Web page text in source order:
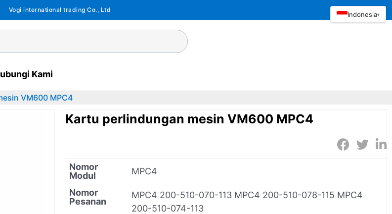
Vogi international trading Co., Ltd
Kami
VM600 MPC4
Kartu perlindungan mesin VM600 MPC4
Nomor
Modul
MPC4
Nomor
Pesanan
MPC4 200-510-070-113 MPC4 200-510-078-115 MPC4
200-510-074-113
Indonesia▾